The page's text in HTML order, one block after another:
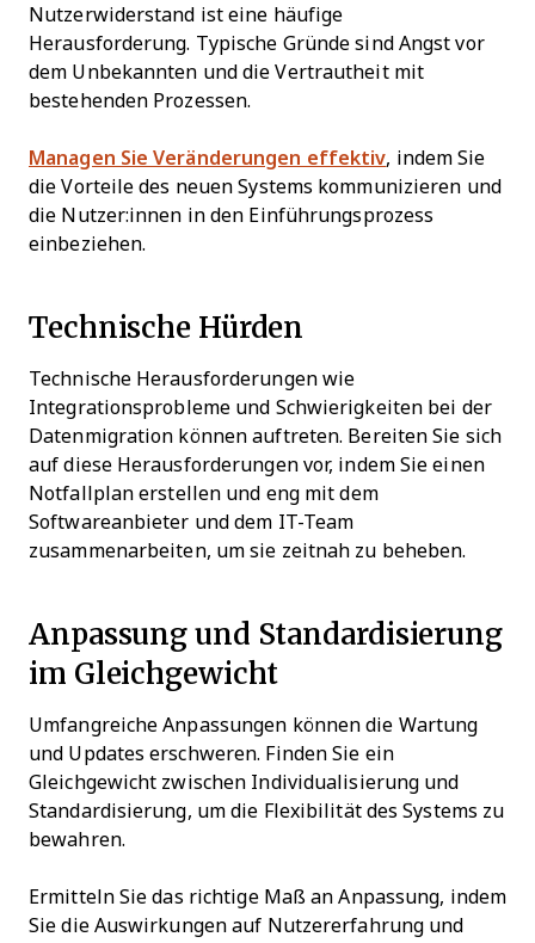
Nutzerwiderstand ist eine häufige
Herausforderung. Typische Gründe sind Angst vor
dem Unbekannten und die Vertrautheit mit
bestehenden Prozessen.
Managen Sie Veränderungen effektiv, indem Sie
die Vorteile des neuen Systems kommunizieren und
die Nutzer:innen in den Einführungsprozess
einbeziehen.
Technische Hürden
Technische Herausforderungen wie
Integrationsprobleme und Schwierigkeiten bei der
Datenmigration können auftreten. Bereiten Sie sich
auf diese Herausforderungen vor, indem Sie einen
Notfallplan erstellen und eng mit dem
Softwareanbieter und dem IT-Team
zusammenarbeiten, um sie zeitnah zu beheben.
Anpassung und Standardisierung
im Gleichgewicht
Umfangreiche Anpassungen können die Wartung
und Updates erschweren. Finden Sie ein
Gleichgewicht zwischen Individualisierung und
Standardisierung, um die Flexibilität des Systems zu
bewahren.
Ermitteln Sie das richtige Maß an Anpassung, indem
Sie die Auswirkungen auf Nutzererfahrung und